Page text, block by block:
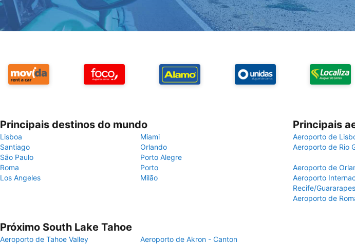
Principais destinos do mundo
Lisboa
Miami
Santiago
Orlando
São Paulo
Porto Alegre
Roma
Porto
Los Angeles
Milão
Principais
Aeroporto de
Aeroporto de Rio
Aeroporto de
Aeroporto
Recife/
Aeroporto de
Próximo South Lake Tahoe
Aeroporto de Tahoe Valley Aeroporto de Akron - Canton